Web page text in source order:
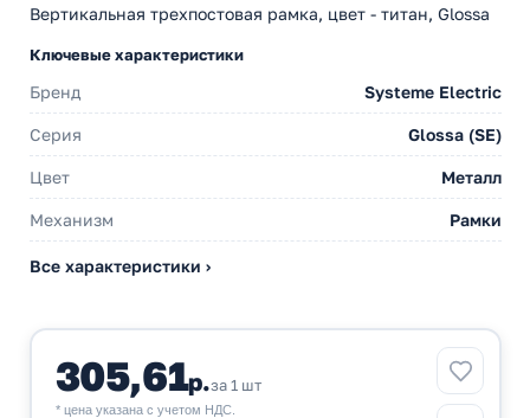
Вертикальная трехпостовая рамка, цвет - титан, Glossa
Ключевые характеристики
Бренд Systeme Electric
Серия Glossa (SE)
Цвет Металл
Механизм Рамки
Все характеристики ›
305,61р.за 1 шт
* цена указана с учетом НДС.